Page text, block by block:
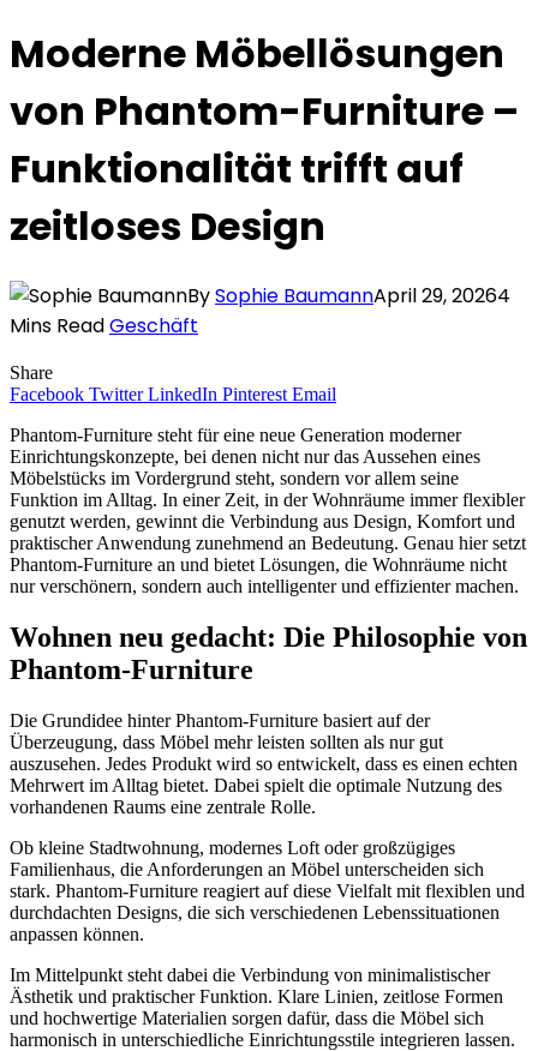
Moderne Möbellösungen
von Phantom-Furniture –
Funktionalität trifft auf
zeitloses Design
BySophie BaumannApril 29, 20264
Mins ReadGeschäft
Share
Facebook Twitter LinkedIn Pinterest Email
Phantom-Furniture steht für eine neue Generation moderner
Einrichtungskonzepte, bei denen nicht nur das Aussehen eines
Möbelstücks im Vordergrund steht, sondern vor allem seine
Funktion im Alltag. In einer Zeit, in der Wohnräume immer flexibler
genutzt werden, gewinnt die Verbindung aus Design, Komfort und
praktischer Anwendung zunehmend an Bedeutung. Genau hier setzt
Phantom-Furniture an und bietet Lösungen, die Wohnräume nicht
nur verschönern, sondern auch intelligenter und effizienter machen.
Wohnen neu gedacht: Die Philosophie von
Phantom-Furniture
Die Grundidee hinter Phantom-Furniture basiert auf der
Überzeugung, dass Möbel mehr leisten sollten als nur gut
auszusehen. Jedes Produkt wird so entwickelt, dass es einen echten
Mehrwert im Alltag bietet. Dabei spielt die optimale Nutzung des
vorhandenen Raums eine zentrale Rolle.
Ob kleine Stadtwohnung, modernes Loft oder großzügiges
Familienhaus, die Anforderungen an Möbel unterscheiden sich
stark. Phantom-Furniture reagiert auf diese Vielfalt mit flexiblen und
durchdachten Designs, die sich verschiedenen Lebenssituationen
anpassen können.
Im Mittelpunkt steht dabei die Verbindung von minimalistischer
Ästhetik und praktischer Funktion. Klare Linien, zeitlose Formen
und hochwertige Materialien sorgen dafür, dass die Möbel sich
harmonisch in unterschiedliche Einrichtungsstile integrieren lassen.